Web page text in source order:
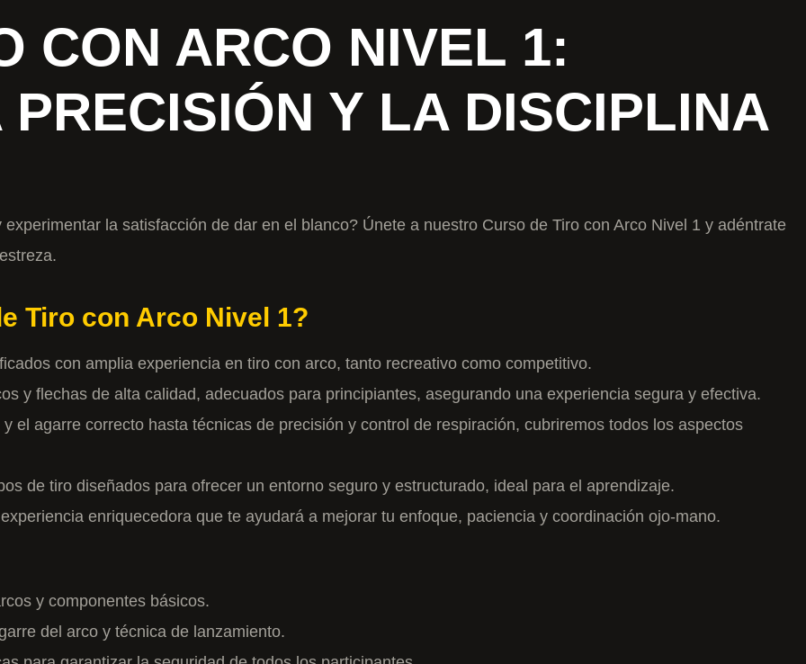
CON ARCO NIVEL 1:
PRECISIÓN Y LA DISCIPLINA
la satisfacción de dar en el blanco? Únete a nuestro Curso de Tiro con Arco Nivel 1 y adéntrate
Tiro con Arco Nivel 1?
con amplia experiencia en tiro con arco, tanto recreativo como competitivo.
y flechas de alta calidad, adecuados para principiantes, asegurando una experiencia segura y efectiva.
el agarre correcto hasta técnicas de precisión y control de respiración, cubriremos todos los aspectos
de tiro diseñados para ofrecer un entorno seguro y estructurado, ideal para el aprendizaje.
enriquecedora que te ayudará a mejorar tu enfoque, paciencia y coordinación ojo-mano.
y componentes básicos.
del arco y técnica de lanzamiento.